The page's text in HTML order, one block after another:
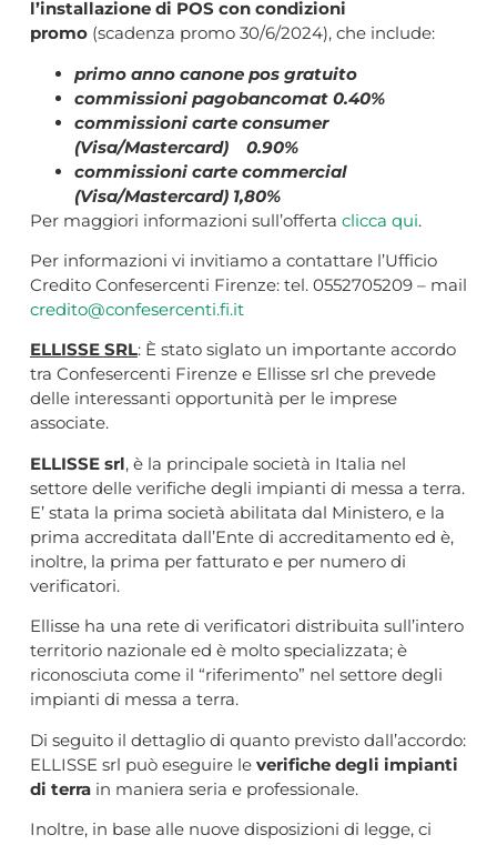
l’installazione di POS con condizioni
promo (scadenza promo 30/6/2024), che include:
primo anno canone pos gratuito
commissioni pagobancomat 0.40%
commissioni carte consumer
(Visa/Mastercard) 0.90%
commissioni carte commercial
(Visa/Mastercard) 1,80%
Per maggiori informazioni sull’offerta clicca qui.
Per informazioni vi invitiamo a contattare l’Ufficio
Credito Confesercenti Firenze: tel. 0552705209 – mail
credito@confesercenti.fi.it
ELLISSE SRL: È stato siglato un importante accordo
tra Confesercenti Firenze e Ellisse srl che prevede
delle interessanti opportunità per le imprese
associate.
ELLISSE srl, è la principale società in Italia nel
settore delle verifiche degli impianti di messa a terra.
E’ stata la prima società abilitata dal Ministero, e la
prima accreditata dall’Ente di accreditamento ed è,
inoltre, la prima per fatturato e per numero di
verificatori.
Ellisse ha una rete di verificatori distribuita sull’intero
territorio nazionale ed è molto specializzata; è
riconosciuta come il “riferimento” nel settore degli
impianti di messa a terra.
Di seguito il dettaglio di quanto previsto dall’accordo:
ELLISSE srl può eseguire le verifiche degli impianti
di terrain maniera seria e professionale.
Inoltre, in base alle nuove disposizioni di legge, ci